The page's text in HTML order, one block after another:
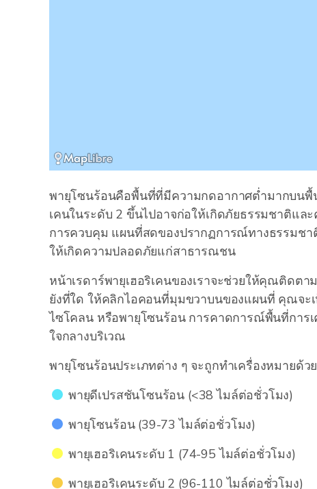
พายุโซนร้อนคือพื้นที่ที่มีความกดอากาศต่ำมากบนพื้
เคนในระดับ 2 ขึ้นไปอาจก่อให้เกิดภัยธรรมชาติแล
การควบคุม แผนที่สดของปรากฏการณ์ทางธรรมชา
ให้เกิดความปลอดภัยแก่สาธารณชน
หน้าเรดาร์พายุเฮอริเคนของเราจะช่วยให้คุณติดต
ยังที่ใด ให้คลิกไอคอนที่มุมขวาบนของแผนที่ คุณจะ
ไซโคลน หรือพายุโซนร้อน การคาดการณ์พื้นที่การ
ใจกลางบริเวณ
พายุโซนร้อนประเภทต่าง ๆ จะถูกทำเครื่องหมายด้ว
พายุดีเปรสชันโซนร้อน (<38 ไมล์ต่อชั่วโมง)
พายุโซนร้อน (39-73 ไมล์ต่อชั่วโมง)
พายุเฮอริเคนระดับ 1 (74-95 ไมล์ต่อชั่วโมง)
พายุเฮอริเคนระดับ 2 (96-110 ไมล์ต่อชั่วโมง)